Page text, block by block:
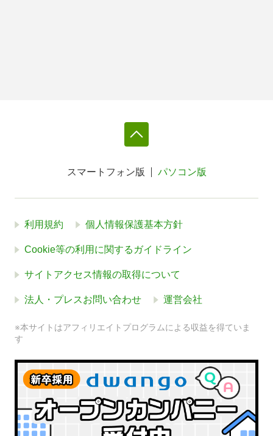
スマートフォン版 パソコン版
利用規約 個人情報保護基本方針
Cookie等の利用に関するガイドライン
サイトアクセス情報の取得について
法人・プレスお問い合わせ 運営会社
※本サイトはアフィリエイトプログラムによる収益を得ていま
す